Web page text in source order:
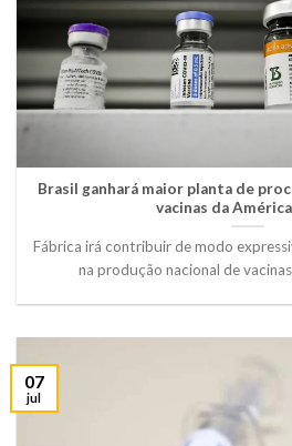
Brasil ganhará maior planta de
vacinas da
Fábrica irá contribuir de modo
na produção nacional de
07
jul